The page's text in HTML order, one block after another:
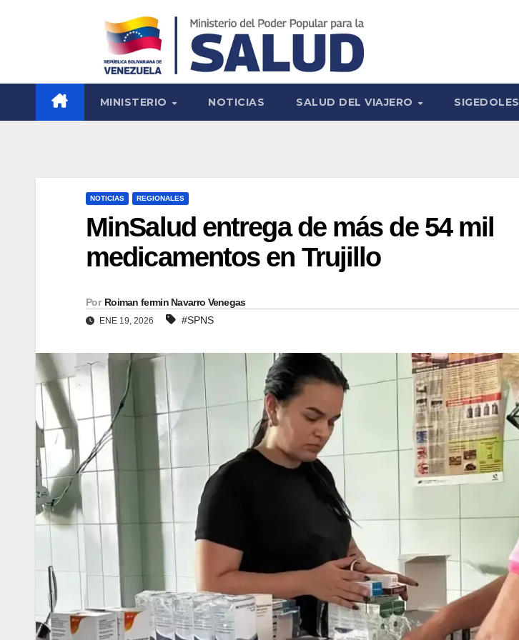
MINISTERIO NOTICIAS SALUD DEL VIAJERO SIGEDOLES
NOTICIAS REGIONALES
MinSalud entrega de más de 54 mil
medicamentos en Trujillo
Por Roiman fermin Navarro Venegas
ENE 19, 2026 #SPNS